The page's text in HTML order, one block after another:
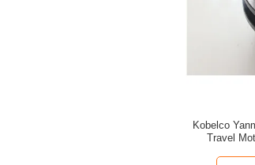
Kobelco